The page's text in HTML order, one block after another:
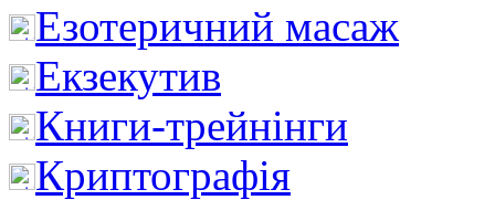
Езотеричний масаж
Екзекутив
Книги-трейнінги
Криптографія